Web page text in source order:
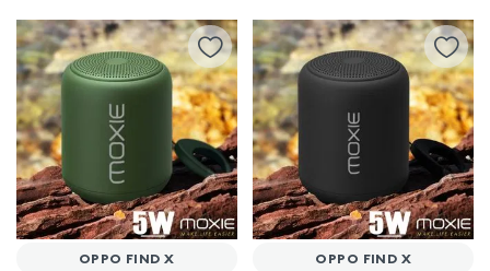
OPPO FIND X OPPO FIND X